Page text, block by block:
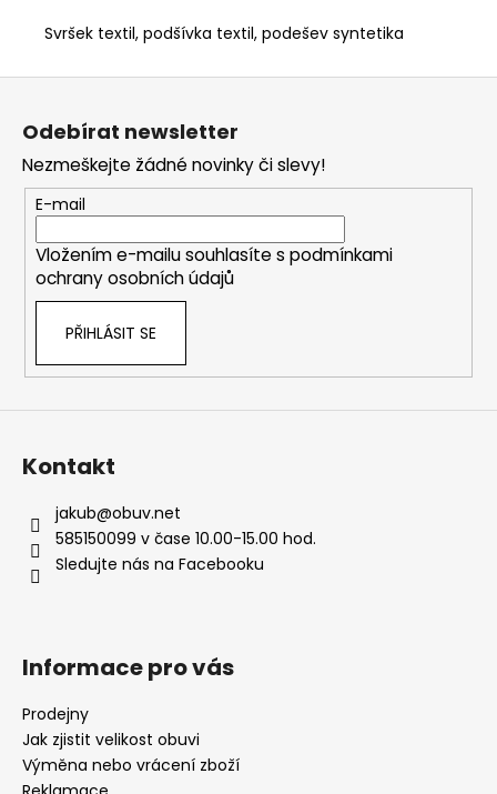
Svršek textil, podšívka textil, podešev syntetika
Z
Odebírat newsletter
Nezmeškejte žádné novinky či slevy!
E-mail
Vložením e-mailu souhlasíte s podmínkami
ochrany osobních údajů
PŘIHLÁSIT SE
Kontakt
jakub@obuv.net
585150099 v čase 10.00-15.00 hod.
Sledujte nás na Facebooku
Informace pro vás
Prodejny
Jak zjistit velikost obuvi
Výměna nebo vrácení zboží